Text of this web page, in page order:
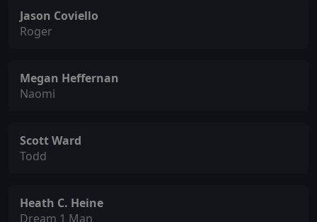
Jason Coviello
Roger
Megan Heffernan
Naomi
Scott Ward
Todd
Heath C. Heine
Dream 1 Man